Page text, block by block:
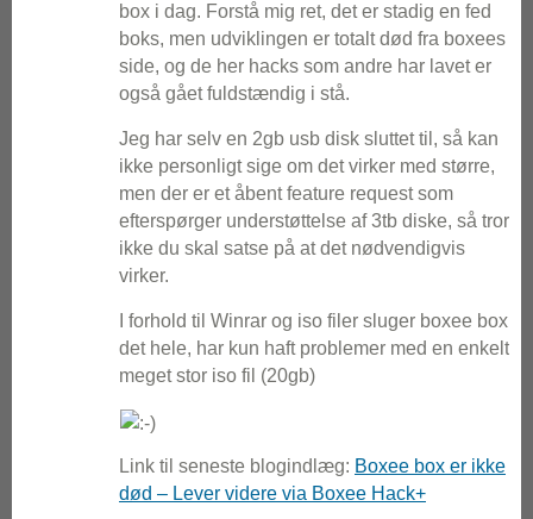
box i dag. Forstå mig ret, det er stadig en fed
boks, men udviklingen er totalt død fra boxees
side, og de her hacks som andre har lavet er
også gået fuldstændig i stå.
Jeg har selv en 2gb usb disk sluttet til, så kan
ikke personligt sige om det virker med større,
men der er et åbent feature request som
efterspørger understøttelse af 3tb diske, så tror
ikke du skal satse på at det nødvendigvis
virker.
I forhold til Winrar og iso filer sluger boxee box
det hele, har kun haft problemer med en enkelt
meget stor iso fil (20gb)
Link til seneste blogindlæg: Boxee box er ikke
død – Lever videre via Boxee Hack+